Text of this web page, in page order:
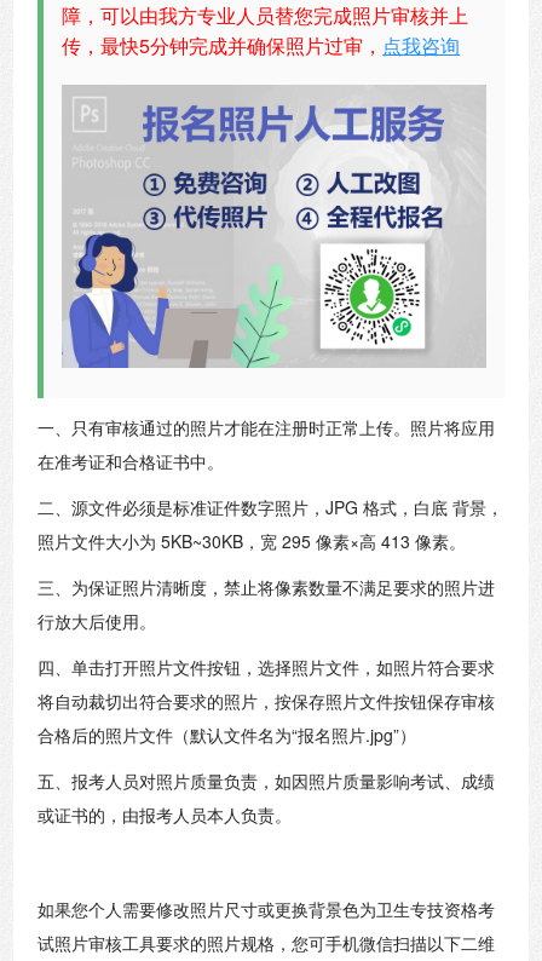
障，可以由我方专业人员替您完成照片审核并上
传，最快5分钟完成并确保照片过审， 点我咨询
一、只有审核通过的照片才能在注册时正常上传。照片将应用
在准考证和合格证书中。
二、源文件必须是标准证件数字照片，JPG 格式，白底 背景，
照片文件大小为 5KB~30KB，宽 295 像素×高 413 像素。
三、为保证照片清晰度，禁止将像素数量不满足要求的照片进
行放大后使用。
四、单击打开照片文件按钮，选择照片文件，如照片符合要求
将自动裁切出符合要求的照片，按保存照片文件按钮保存审核
合格后的照片文件（默认文件名为“报名照片.jpg”）
五、报考人员对照片质量负责，如因照片质量影响考试、成绩
或证书的，由报考人员本人负责。
如果您个人需要修改照片尺寸或更换背景色为卫生专技资格考
试照片审核工具要求的照片规格，您可手机微信扫描以下二维